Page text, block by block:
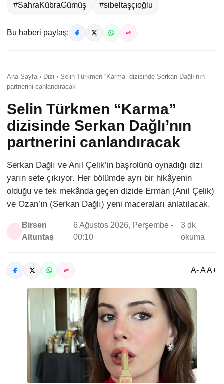
#SahraKübraGümüş #sibeltaşçıoğlu
Bu haberi paylaş:
Ana Sayfa › Dizi › Selin Türkmen “Karma” dizisinde Serkan Dağlı’nın
partnerini canlandıracak
Selin Türkmen “Karma”
dizisinde Serkan Dağlı’nın
partnerini canlandıracak
Serkan Dağlı ve Anıl Çelik’in başrolünü oynadığı dizi
yarın sete çıkıyor. Her bölümde ayrı bir hikâyenin
olduğu ve tek mekânda geçen dizide Erman (Anıl Çelik)
ve Ozan’ın (Serkan Dağlı) yeni maceraları anlatılacak.
Birsen
Altuntaş
6 Ağustos 2026, Perşembe -
00:10
3 dk
okuma
A- A A+